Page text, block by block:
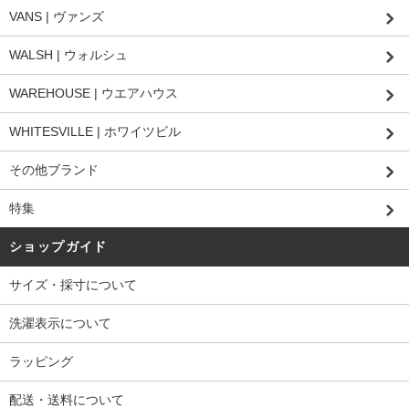
VANS | ヴァンズ
WALSH | ウォルシュ
WAREHOUSE | ウエアハウス
WHITESVILLE | ホワイツビル
その他ブランド
特集
ショップガイド
サイズ・採寸について
洗濯表示について
ラッピング
配送・送料について